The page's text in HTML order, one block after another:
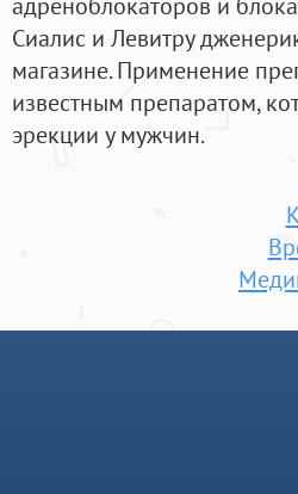
Сиалис и Левитру
магазине. Применение
известным препаратом,
эрекции у мужчин.